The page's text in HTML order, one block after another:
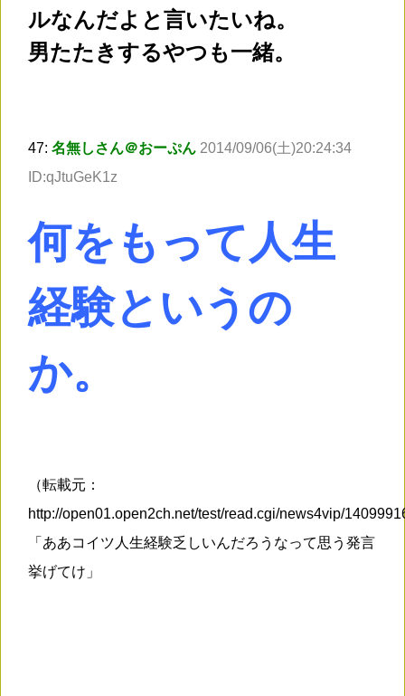
ルなんだよと言いたいね。
男たたきするやつも一緒。
47: 名無しさん＠おーぷん 2014/09/06(土)20:24:34
ID:qJtuGeK1z
何をもって人生
経験というの
か。
（転載元：
http://open01.open2ch.net/test/read.cgi/news4vip/
「ああコイツ人生経験乏しいんだろうなって思う発言
挙げてけ」